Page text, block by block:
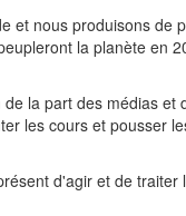
nous produisons de
la planète en
la part des médias
les cours et pousser
d'agir et de